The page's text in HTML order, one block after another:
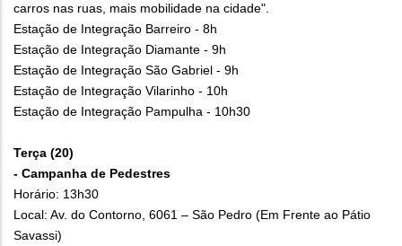
carros nas ruas, mais mobilidade na cidade".
Estação de Integração Barreiro - 8h
Estação de Integração Diamante - 9h
Estação de Integração São Gabriel - 9h
Estação de Integração Vilarinho - 10h
Estação de Integração Pampulha - 10h30
Terça (20)
- Campanha de Pedestres
Horário: 13h30
Local: Av. do Contorno, 6061 – São Pedro (Em Frente ao Pátio
Savassi)